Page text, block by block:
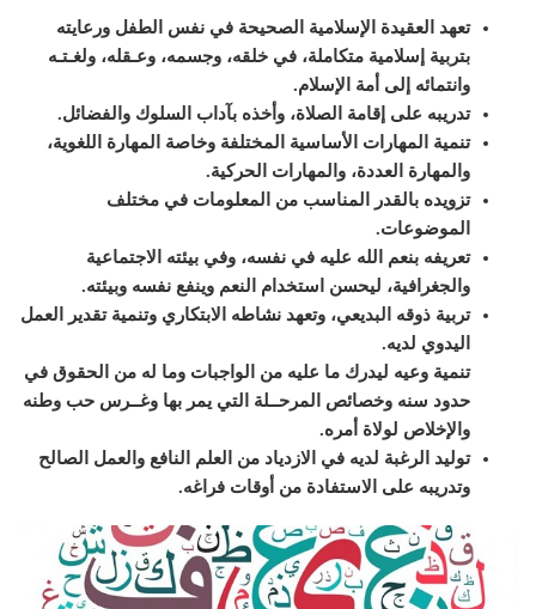
تعهد العقيدة الإسلامية الصحيحة في نفس الطفل ورعايته
بتربية إسلامية متكاملة، في خلقه، وجسمه، وعـقله، ولغـتـه
وانتمائه إلى أمة الإسلام.
تدريبه على إقامة الصلاة، وأخذه بآداب السلوك والفضائل.
تنمية المهارات الأساسية المختلفة وخاصة المهارة اللغوية،
والمهارة العددة، والمهارات الحركية.
تزويده بالقدر المناسب من المعلومات في مختلف
الموضوعات.
تعريفه بنعم الله عليه في نفسه، وفي بيئته الاجتماعية
والجغرافية، ليحسن استخدام النعم وينفع نفسه وبيئته.
تربية ذوقه البديعي، وتعهد نشاطه الابتكاري وتنمية تقدير العمل
اليدوي لديه.
تنمية وعيه ليدرك ما عليه من الواجبات وما له من الحقوق في
حدود سنه وخصائص المرحــلة التي يمر بها وغــرس حب وطنه
والإخلاص لولاة أمره.
توليد الرغبة لديه في الازدياد من العلم النافع والعمل الصالح
وتدريبه على الاستفادة من أوقات فراغه.